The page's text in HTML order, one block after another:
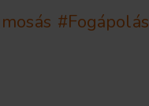
#Fogápolás